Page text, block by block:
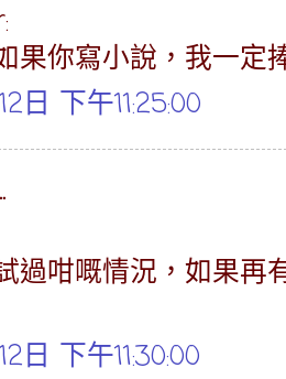
果你寫小說，我一定
日 下午11:25:00
過咁嘅情況，如果再
日 下午11:30:00